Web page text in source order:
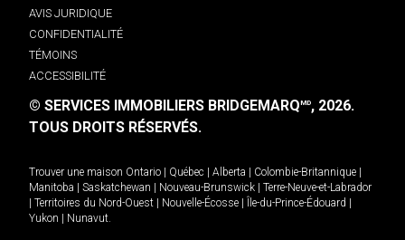
AVIS JURIDIQUE
CONFIDENTIALITÉ
TÉMOINS
ACCESSIBILITÉ
© SERVICES IMMOBILIERS BRIDGEMARQMD, 2026.
TOUS DROITS RÉSERVÉS.
Trouver une maison Ontario Québec Alberta Colombie-Britannique
Manitoba
Saskatchewan Nouveau-Brunswick
Terre-Neuve-et-Labrador
Territoires du Nord-Ouest Nouvelle-Écosse Île-du-Prince-Édouard
Yukon
Nunavut.